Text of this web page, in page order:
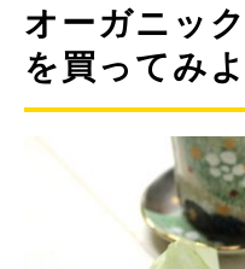
オーガニッ
を買ってみよ